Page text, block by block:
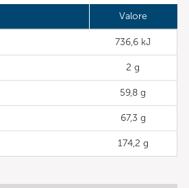
Valore
736,6 kJ
2 g
59,8 g
67,3 g
174,2 g